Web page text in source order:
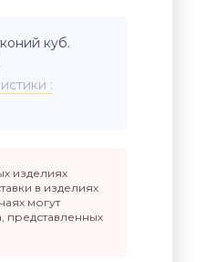
куб.
изделиях
в изделиях
могут
представленных